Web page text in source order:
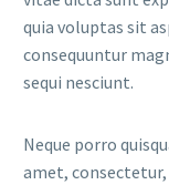
quia voluptas sit
consequuntur
sequi nesciunt.
Neque porro
amet, consectetur,